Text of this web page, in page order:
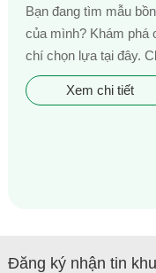
Bạn đang tìm mẫu
của mình? Khám phá
chí chọn lựa tại đây.
Xem chi tiết
Đăng ký nhận tin